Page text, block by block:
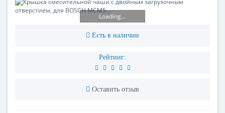
Loading...
Есть в наличии
Рейтинг:
Оставить отзыв